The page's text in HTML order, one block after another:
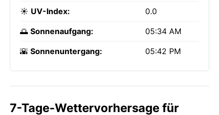
☀️ UV-Index: 0.0
🌅 Sonnenaufgang: 05:34 AM
🌇 Sonnenuntergang: 05:42 PM
7-Tage-Wettervorhersage für